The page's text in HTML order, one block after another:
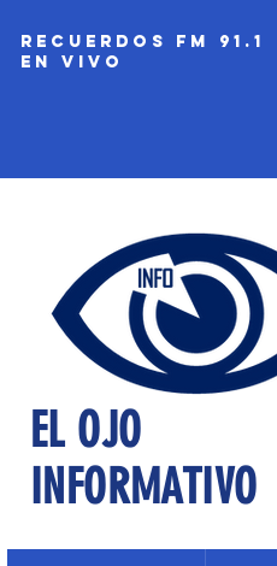
recuerdos fm 91.1
EN VIVO
EL OJO
INFORMATIVO